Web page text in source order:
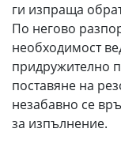
ги изпраща
По негово
необходимост
придружително
поставяне на
незабавно се
за изпълнение.